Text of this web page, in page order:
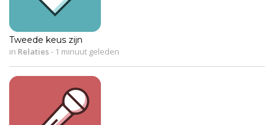
Tweede keus zijn
in Relaties- 1 minuut geleden